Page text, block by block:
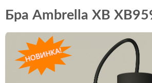
Бра Ambrella XB